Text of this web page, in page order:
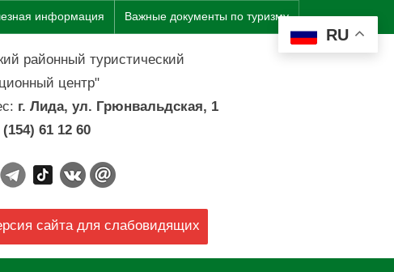
информация Важные документы по туризму
районный туристический
центр"
г. Лида, ул. Грюнвальдская, 1
(154) 61 12 60
сайта для слабовидящих
RU